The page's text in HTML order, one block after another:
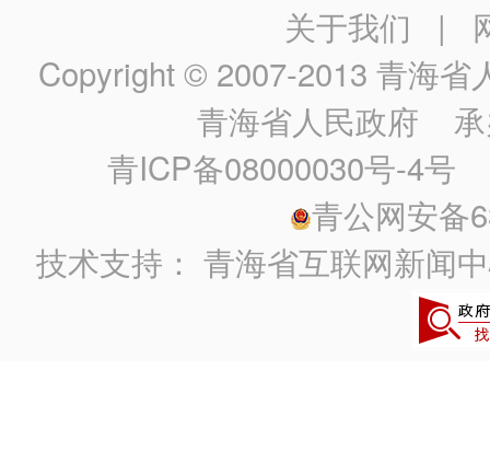
关于我们 |
Copyright © 2007-2013 青海省
青海省人民政府 承
青ICP备08000030号-4号
青公网安备
技术支持：青海省互联网新闻